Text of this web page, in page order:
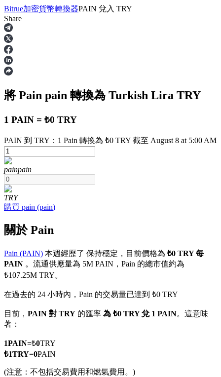
合約
USDT永續
多種以USDT結算的永續合約
幣本位永續
以數字貨幣為保證金的永續合約
美股、外匯、貴金屬及大宗商品衍生性商品
Bitrue加密貨幣轉換器PAIN 兌入 TRY
Share
將 Pain pain 轉換為 Turkish Lira TRY
1 PAIN = ₺0 TRY
PAIN 到 TRY：1 Pain 轉換為 ₺0 TRY 截至 August 8 at 5:00 AM
painpain
TRY
購買 pain (pain)
關於 Pain
Pain (PAIN) 本週經歷了 保持穩定，目前價格為 ₺0 TRY 每
PAIN 。流通供應量為 5M PAIN，Pain 的總市值約為
₺107.25M TRY。
在過去的 24 小時內，Pain 的交易量已達到 ₺0 TRY
目前， PAIN 對 TRY 的匯率 為 ₺0 TRY 兌 1 PAIN。這意味
著：
1PAIN=₺0TRY
₺1TRY=0PAIN
(注意：不包括交易費用和燃氣費用。)